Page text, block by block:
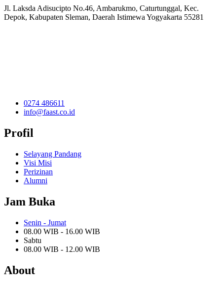
Jl. Laksda Adisucipto No.46, Ambarukmo, Caturtunggal, Kec.
Depok, Kabupaten Sleman, Daerah Istimewa Yogyakarta 55281
0274 486611
info@faast.co.id
Profil
Selayang Pandang
Visi Misi
Perizinan
Alumni
Jam Buka
Senin - Jumat
08.00 WIB - 16.00 WIB
Sabtu
08.00 WIB - 12.00 WIB
About